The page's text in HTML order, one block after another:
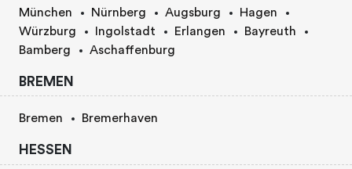
München Nürnberg Augsburg
Hagen
Würzburg
Ingolstadt Erlangen
Bayreuth
Bamberg
Aschaffenburg
BREMEN
Bremen Bremerhaven
HESSEN